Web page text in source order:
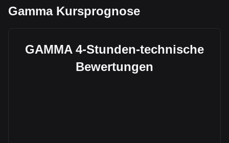
Gamma Kursprognose
GAMMA 4-Stunden-technische
Bewertungen